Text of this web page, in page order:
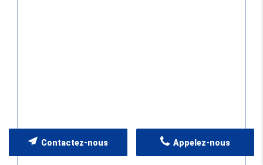
Appelez-nous
Contactez-nous